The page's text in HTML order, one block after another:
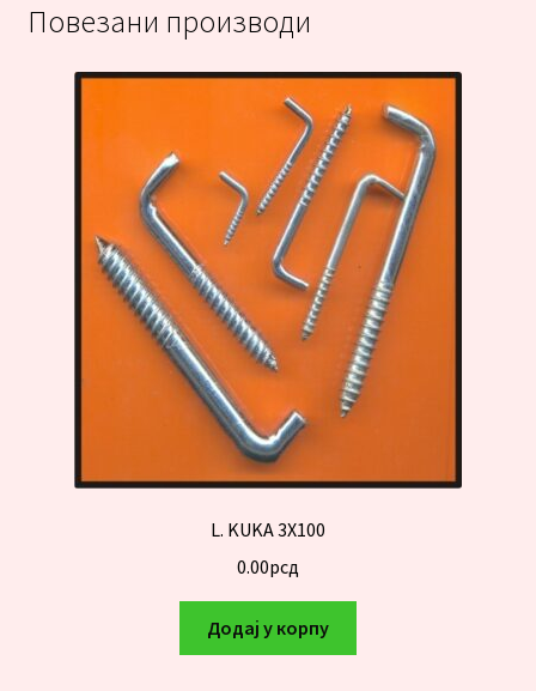
Повезани производи
L. KUKA 3X100
0.00рсд
Додај у корпу